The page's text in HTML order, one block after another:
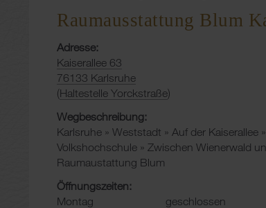
Raumausstattung Blum
Adresse:
Kaiserallee 63
76133 Karlsruhe
(Haltestelle Yorckstraße)
Wegbeschreibung:
Karlsruhe » Weststadt » Auf der Kaiserallee
Volkshochschule » Zwischen Wienerwald
Raumaustattung Blum
Öffnungszeiten:
Montag
geschlossen